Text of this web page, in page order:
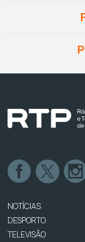
NOTÍCIAS
DESPORTO
TELEVISÃO